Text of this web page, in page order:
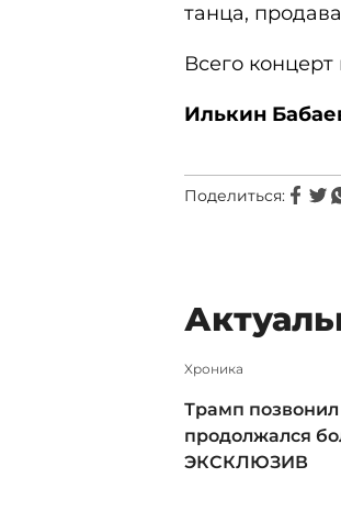
танца,
Всего
Илькин
Поделиться:
Xроника
Трамп
продолжался
ЭКСКЛЮЗИВ